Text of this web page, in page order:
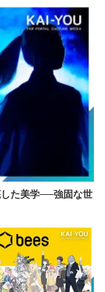
た美学──強固な世